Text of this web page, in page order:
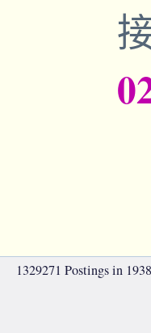
1329271 Postings in